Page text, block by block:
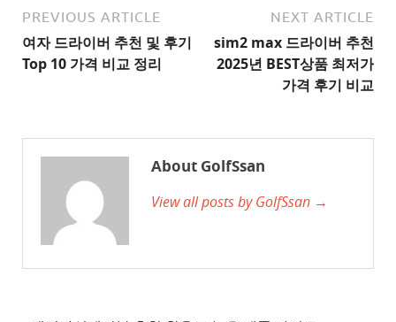
사
이
트
천
PREVIOUS ARTICLE
여자 드라이버 추천 및 후기
Top 10 가격 비교 정리
NEXT ARTICLE
sim2 max 드라이버 추천
2025년 BEST상품 최저가
가격 후기 비교
About GolfSsan
View all posts by GolfSsan →